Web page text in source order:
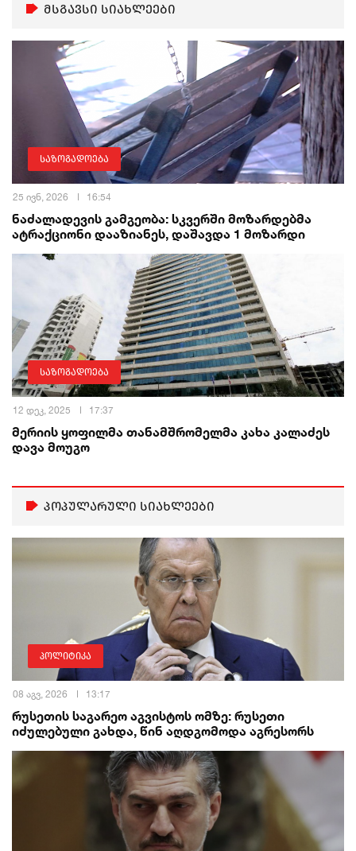
მსგავსი სიახლეები
საზოგადოება
25 ივნ, 2026 16:54
ნაძალადევის გამგეობა: სკვერში მოზარდებმა
ატრაქციონი დააზიანეს, დაშავდა 1 მოზარდი
საზოგადოება
12 დეკ, 2025 17:37
მერიის ყოფილმა თანამშრომელმა კახა კალაძეს
დავა მოუგო
პოპულარული სიახლეები
პოლიტიკა
08 აგვ, 2026 13:17
რუსეთის საგარეო აგვისტოს ომზე: რუსეთი
იძულებული გახდა, წინ აღდგომოდა აგრესორს